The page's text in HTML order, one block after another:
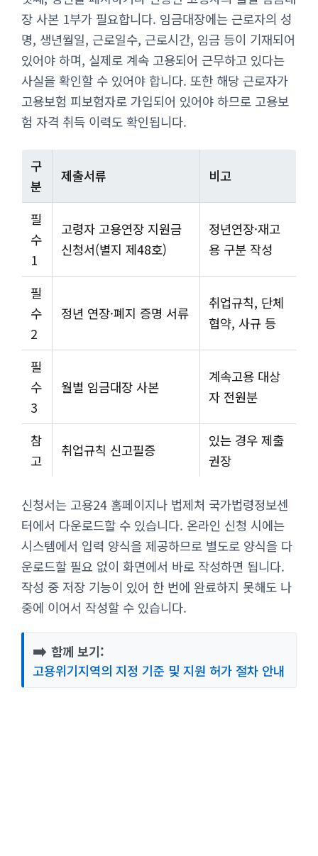
장 사본 1부가 필요합니다. 임금대장에는 근로자의 성
명, 생년월일, 근로일수, 근로시간, 임금 등이 기재되어
있어야 하며, 실제로 계속 고용되어 근무하고 있다는
사실을 확인할 수 있어야 합니다. 또한 해당 근로자가
고용보험 피보험자로 가입되어 있어야 하므로 고용보
험 자격 취득 이력도 확인됩니다.
구
분
제출서류 비고
필
수
1
고령자 고용연장 지원금
신청서(별지 제48호)
정년연장·재고
용 구분 작성
필
수
2
정년 연장·폐지 증명 서류
취업규칙, 단체
협약, 사규 등
필
수
3
월별 임금대장 사본
계속고용 대상
자 전원분
참
고
취업규칙 신고필증
있는 경우 제출
권장
신청서는 고용24 홈페이지나 법제처 국가법령정보센
터에서 다운로드할 수 있습니다. 온라인 신청 시에는
시스템에서 입력 양식을 제공하므로 별도로 양식을 다
운로드할 필요 없이 화면에서 바로 작성하면 됩니다.
작성 중 저장 기능이 있어 한 번에 완료하지 못해도 나
중에 이어서 작성할 수 있습니다.
➡️ 함께 보기:
고용위기지역의 지정 기준 및 지원 허가 절차 안내